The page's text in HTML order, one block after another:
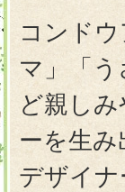
コンド
マ」「
ど親し
ーを生
デザイ